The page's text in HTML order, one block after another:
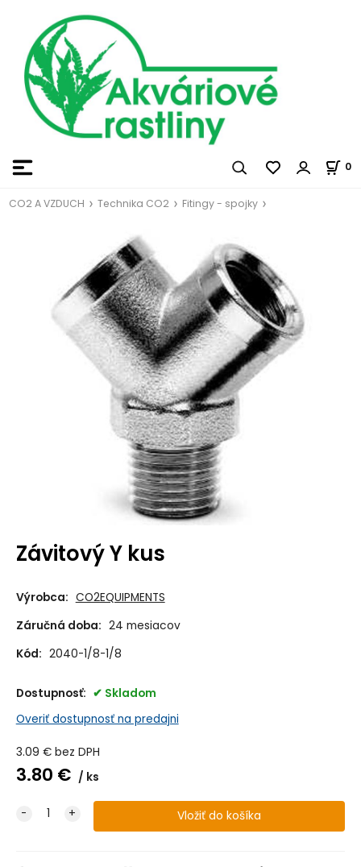
0
CO2 A VZDUCH Technika CO2 Fitingy - spojky
Závitový Y kus
Výrobca: CO2EQUIPMENTS
Záručná doba: 24 mesiacov
Kód: 2040-1/8-1/8
Dostupnosť:
Skladom
Overiť dostupnosť na predajni
3.09 € bez DPH
3.80 € ks